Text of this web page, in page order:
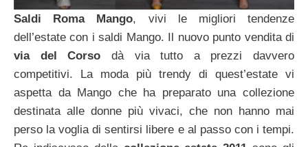
Saldi Roma Mango, vivi le migliori tendenze
dell’estate con i saldi Mango. Il nuovo punto vendita di
via del Corso dà via tutto a prezzi davvero
competitivi. La moda più trendy di quest’estate vi
aspetta da Mango che ha preparato una collezione
destinata alle donne più vivaci, che non hanno mai
perso la voglia di sentirsi libere e al passo con i tempi.